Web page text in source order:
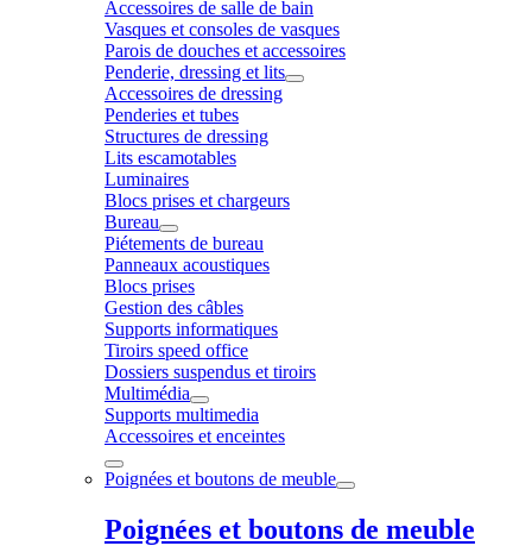
Accessoires de salle de bain
Vasques et consoles de vasques
Parois de douches et accessoires
Penderie, dressing et lits
Accessoires de dressing
Penderies et tubes
Structures de dressing
Lits escamotables
Luminaires
Blocs prises et chargeurs
Bureau
Piétements de bureau
Panneaux acoustiques
Blocs prises
Gestion des câbles
Supports informatiques
Tiroirs speed office
Dossiers suspendus et tiroirs
Multimédia
Supports multimedia
Accessoires et enceintes
Poignées et boutons de meuble
Poignées et boutons de meuble